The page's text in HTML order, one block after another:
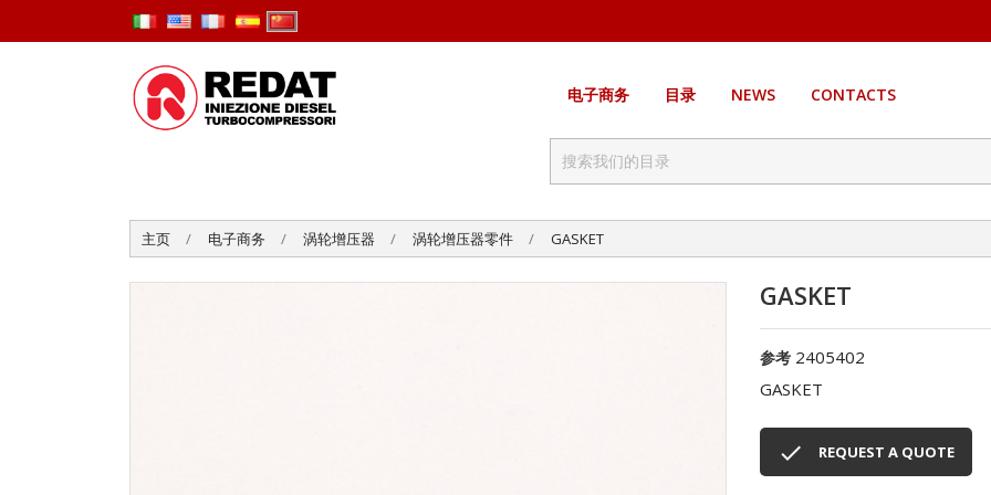
电子商务 目录 NEWS CONTACTS
主页 电子商务 涡轮增压器 涡轮增压器零件 GASKET
GASKET
参考 2405402
GASKET
 REQUEST A QUOTE